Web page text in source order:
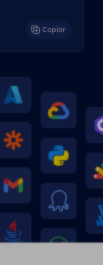
Copiar